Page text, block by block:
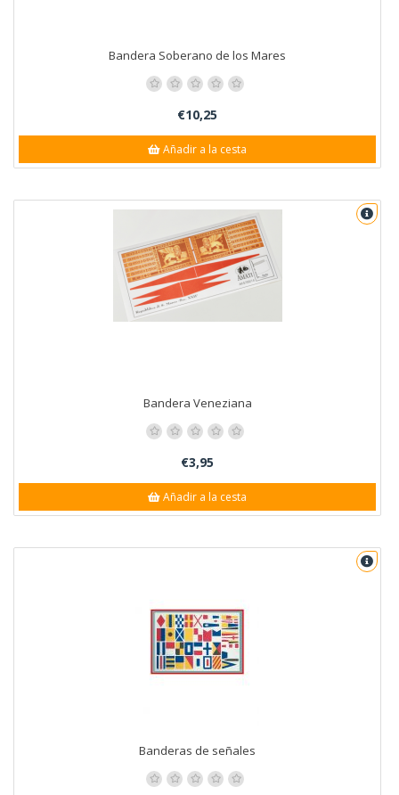
Bandera Soberano de los Mares
€10,25
Añadir a la cesta
Bandera Veneziana
€3,95
Añadir a la cesta
Banderas de señales